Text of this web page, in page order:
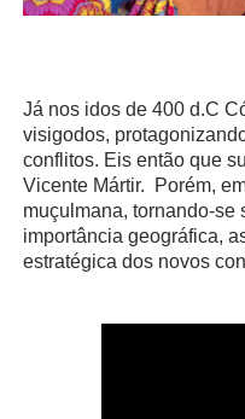
Já nos idos de 400 d.C
visigodos,
conflitos. Eis então que
Vicente Mártir.
Porém,
muçulmana, tornando-se
importância geográfica,
estratégica dos novos